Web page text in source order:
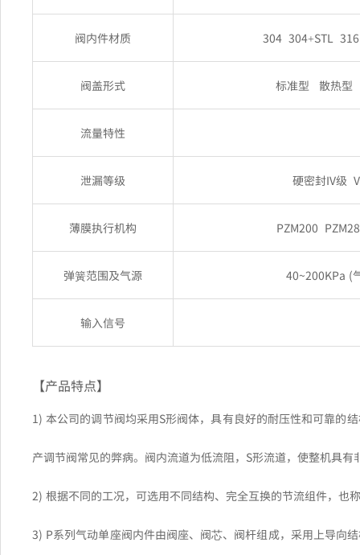
阀内件材质 304 304+STL
阀盖形式 标准型 散热型
流量特性
泄漏等级 硬密封IV级
薄膜执行机构 PZM200
弹簧范围及气源 40~200KPa (
输入信号
【产品特点】
1) 本公司的调节阀均采用S形阀体，具有良好的耐压性和可靠的
产调节阀常见的弊病。阀内流道为低流阻，S形流道，使整机具
2) 根据不同的工况，可选用不同结构、完全互换的节流组件，也
3) P系列气动单座阀内件由阀座、阀芯、阀杆组成，采用上导向